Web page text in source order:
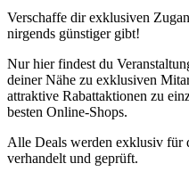
Verschaffe dir exklusiven
nirgends günstiger gibt!
Nur hier findest du
deiner Nähe zu exklusiven
attraktive Rabattaktionen zu
besten Online-Shops.
Alle Deals werden exklusiv für
verhandelt und geprüft.